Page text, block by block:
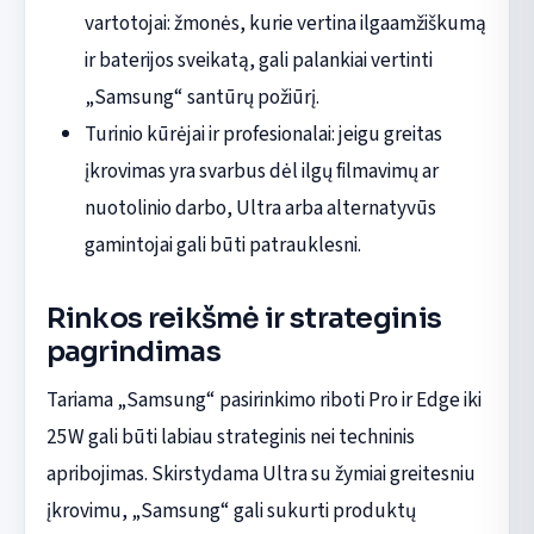
vartotojai: žmonės, kurie vertina ilgaamžiškumą
ir baterijos sveikatą, gali palankiai vertinti
„Samsung“ santūrų požiūrį.
Turinio kūrėjai ir profesionalai: jeigu greitas
įkrovimas yra svarbus dėl ilgų filmavimų ar
nuotolinio darbo, Ultra arba alternatyvūs
gamintojai gali būti patrauklesni.
Rinkos reikšmė ir strateginis
pagrindimas
Tariama „Samsung“ pasirinkimo riboti Pro ir Edge iki
25W gali būti labiau strateginis nei techninis
apribojimas. Skirstydama Ultra su žymiai greitesniu
įkrovimu, „Samsung“ gali sukurti produktų